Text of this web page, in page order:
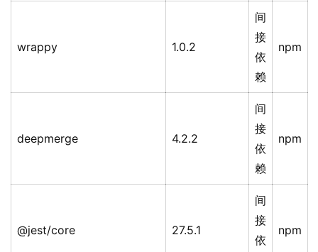
wrappy 1.0.2
间
接
依
赖
npm
deepmerge 4.2.2
间
接
依
赖
npm
@jest/core 27.5.1
间
接
依
npm